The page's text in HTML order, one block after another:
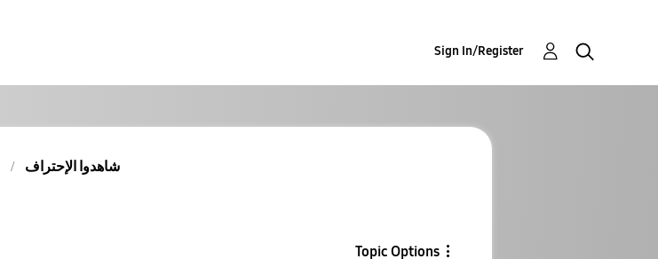
Sign In/Register
شاهدوا الإحتراف
Topic Options